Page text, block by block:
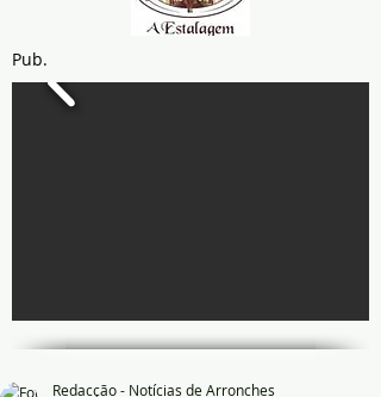
Pub.
Redacção - Notícias de Arronches